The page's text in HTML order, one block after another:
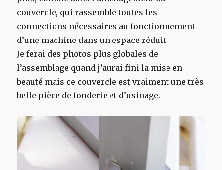
couvercle, qui rassemble toutes les
connections nécessaires au fonctionnement
d’une machine dans un espace réduit.
Je ferai des photos plus globales de
l’assemblage quand j’aurai fini la mise en
beauté mais ce couvercle est vraiment une très
belle pièce de fonderie et d’usinage.